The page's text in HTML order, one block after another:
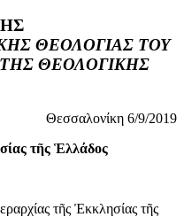
ΘΕΟΛΟΓΙΑΣ ΤΟΥ
ΘΕΟΛΟΓΙΚΗΣ
Θεσσαλονίκη 6/9/2019
τῆς Ἑλλάδος
τῆς Ἐκκλησίας τῆς